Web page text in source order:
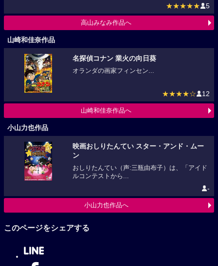
★★★★★ 5
高山みなみ作品へ
山崎和佳奈作品
名探偵コナン 業火の向日葵
オランダの画家フィンセン...
★★★★☆ 12
山崎和佳奈作品へ
小山力也作品
映画おしりたんてい スター・アンド・ムー
ン
おしりたんてい（声:三瓶由布子）は、「アイド
ルコンテストから...
小山力也作品へ
このページをシェアする